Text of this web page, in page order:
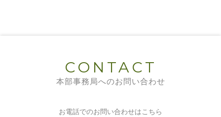
CONTACT
本部事務局へのお問い合わせ
お電話でのお問い合わせはこちら